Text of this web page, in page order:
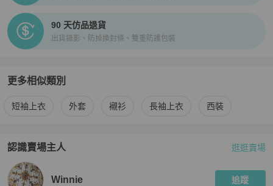
90 天仿品退貨
出貨錄影、防掉換封條、雙重防護包裝
更多相似類別
更多Roots男裝 相似商品推薦
短袖上衣 外套 襯衫 長袖上衣 西裝
認識賣場主人
PopChill 拍拍圈嚴選賣家
逛逛賣場
Winnie 追蹤